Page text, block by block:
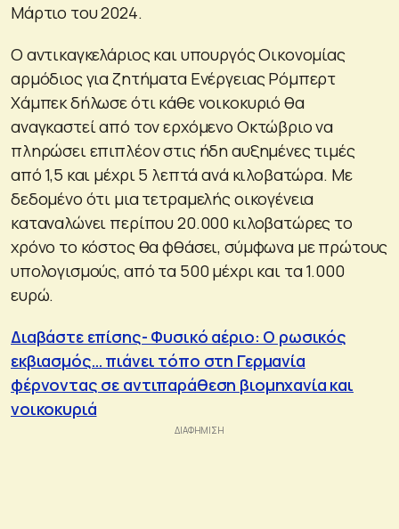
Μάρτιο του 2024.
Ο αντικαγκελάριος και υπουργός Οικονομίας
αρμόδιος για ζητήματα Ενέργειας Ρόμπερτ
Χάμπεκ δήλωσε ότι κάθε νοικοκυριό θα
αναγκαστεί από τον ερχόμενο Οκτώβριο να
πληρώσει επιπλέον στις ήδη αυξημένες τιμές
από 1,5 και μέχρι 5 λεπτά ανά κιλοβατώρα. Με
δεδομένο ότι μια τετραμελής οικογένεια
καταναλώνει περίπου 20.000 κιλοβατώρες το
χρόνο το κόστος θα φθάσει, σύμφωνα με πρώτους
υπολογισμούς, από τα 500 μέχρι και τα 1.000
ευρώ.
Διαβάστε επίσης- Φυσικό αέριο: Ο ρωσικός
εκβιασμός… πιάνει τόπο στη Γερμανία
φέρνοντας σε αντιπαράθεση βιομηχανία και
νοικοκυριά